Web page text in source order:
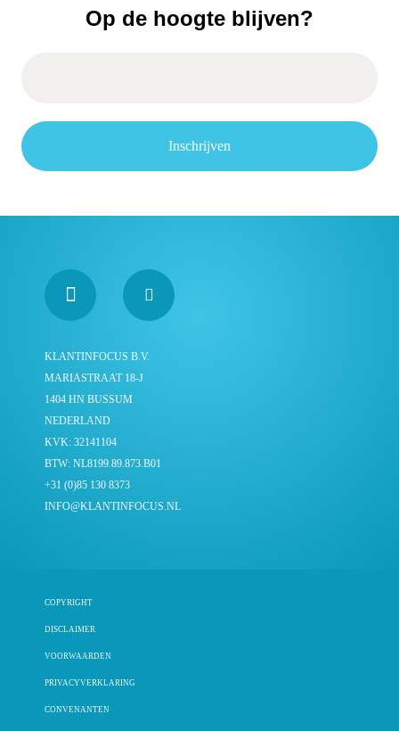
Op de hoogte blijven?
Inschrijven
KLANTINFOCUS B.V.
MARIASTRAAT 18-J
1404 HN BUSSUM
NEDERLAND
KVK: 32141104
BTW: NL8199.89.873.B01
+31 (0)85 130 8373
INFO@KLANTINFOCUS.NL
COPYRIGHT
DISCLAIMER
VOORWAARDEN
PRIVACYVERKLARING
CONVENANTEN